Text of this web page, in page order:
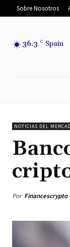
Sobre Nosotros
36.3 C Spain
NOTICIAS DEL
Por Financescrypto